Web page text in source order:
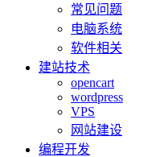
常见问题
电脑系统
软件相关
建站技术
opencart
wordpress
VPS
网站建设
编程开发